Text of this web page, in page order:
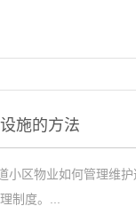
施的方法
小区物业如何管理维
制度。...